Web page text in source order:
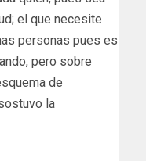
el que necesite
personas pues es
pero sobre
de
la